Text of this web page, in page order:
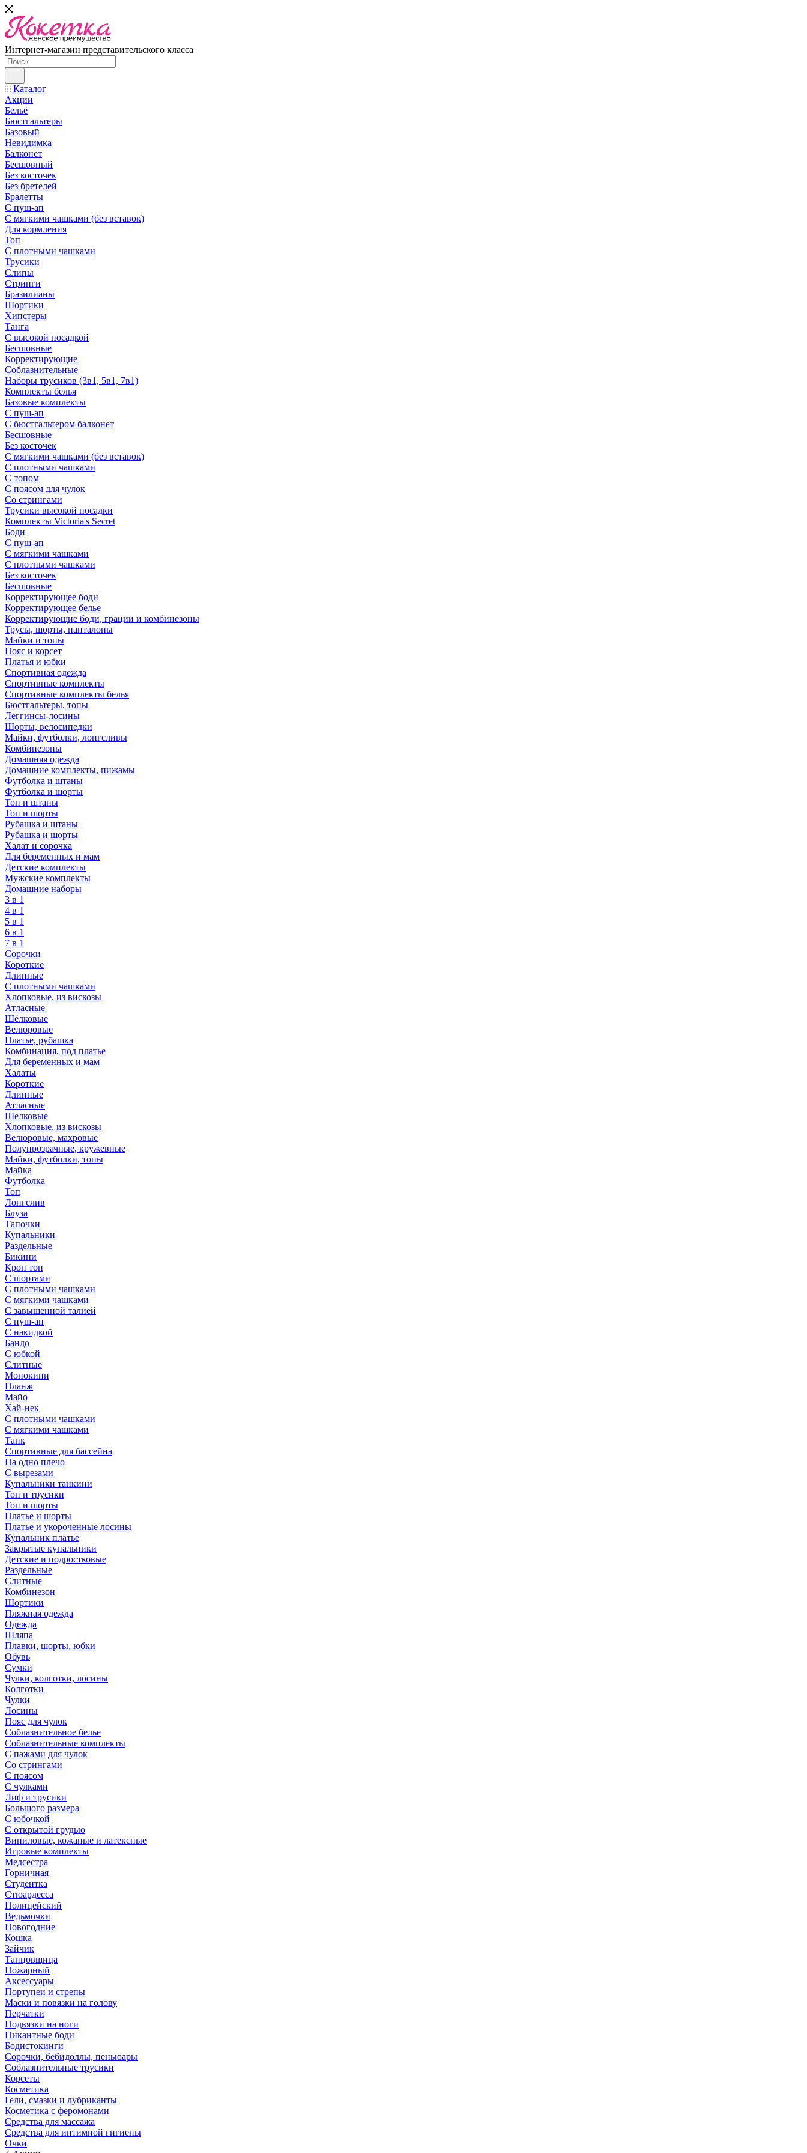
Интернет-магазин представительского класса
Каталог
Акции
Бельё
Бюстгальтеры
Базовый
Невидимка
Балконет
Бесшовный
Без косточек
Без бретелей
Бралетты
С пуш-ап
С мягкими чашками (без вставок)
Для кормления
Топ
С плотными чашками
Трусики
Слипы
Стринги
Бразилианы
Шортики
Хипстеры
Танга
С высокой посадкой
Бесшовные
Корректирующие
Соблазнительные
Наборы трусиков (3в1, 5в1, 7в1)
Комплекты белья
Базовые комплекты
С пуш-ап
С бюстгальтером балконет
Бесшовные
Без косточек
С мягкими чашками (без вставок)
С плотными чашками
С топом
С поясом для чулок
Со стрингами
Трусики высокой посадки
Комплекты Victoria's Secret
Боди
С пуш-ап
С мягкими чашками
С плотными чашками
Без косточек
Бесшовные
Корректирующее боди
Корректирующее белье
Корректирующие боди, грации и комбинезоны
Трусы, шорты, панталоны
Майки и топы
Пояс и корсет
Платья и юбки
Спортивная одежда
Спортивные комплекты
Спортивные комплекты белья
Бюстгальтеры, топы
Леггинсы-лосины
Шорты, велосипедки
Майки, футболки, лонгсливы
Комбинезоны
Домашняя одежда
Домашние комплекты, пижамы
Футболка и штаны
Футболка и шорты
Топ и штаны
Топ и шорты
Рубашка и штаны
Рубашка и шорты
Халат и сорочка
Для беременных и мам
Детские комплекты
Мужские комплекты
Домашние наборы
3 в 1
4 в 1
5 в 1
6 в 1
7 в 1
Сорочки
Короткие
Длинные
С плотными чашками
Хлопковые, из вискозы
Атласные
Шёлковые
Велюровые
Платье, рубашка
Комбинация, под платье
Для беременных и мам
Халаты
Короткие
Длинные
Атласные
Шелковые
Хлопковые, из вискозы
Велюровые, махровые
Полупрозрачные, кружевные
Майки, футболки, топы
Майка
Футболка
Топ
Лонгслив
Блуза
Тапочки
Купальники
Раздельные
Бикини
Кроп топ
С шортами
С плотными чашками
С мягкими чашками
С завышенной талией
С пуш-ап
С накидкой
Бандо
С юбкой
Слитные
Монокини
Планж
Майо
Хай-нек
С плотными чашками
С мягкими чашками
Танк
Спортивные для бассейна
На одно плечо
С вырезами
Купальники танкини
Топ и трусики
Топ и шорты
Платье и шорты
Платье и укороченные лосины
Купальник платье
Закрытые купальники
Детские и подростковые
Раздельные
Слитные
Комбинезон
Шортики
Пляжная одежда
Одежда
Шляпа
Плавки, шорты, юбки
Обувь
Сумки
Чулки, колготки, лосины
Колготки
Чулки
Лосины
Пояс для чулок
Соблазнительное белье
Соблазнительные комплекты
С пажами для чулок
Со стрингами
С поясом
С чулками
Лиф и трусики
Большого размера
С юбочкой
С открытой грудью
Виниловые, кожаные и латексные
Игровые комплекты
Медсестра
Горничная
Студентка
Стюардесса
Полицейский
Ведьмочки
Новогодние
Кошка
Зайчик
Танцовщица
Пожарный
Аксессуары
Портупеи и стрепы
Маски и повязки на голову
Перчатки
Подвязки на ноги
Пикантные боди
Бодистокинги
Сорочки, бебидоллы, пеньюары
Соблазнительные трусики
Корсеты
Косметика
Гели, смазки и лубриканты
Косметика с феромонами
Средства для массажа
Средства для интимной гигиены
Очки